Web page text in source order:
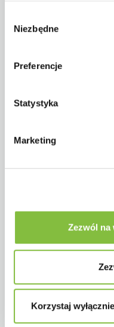
zgody
Niezbędne
Preferencje
Statystyka
Marketing
Zezwól na
Korzystaj